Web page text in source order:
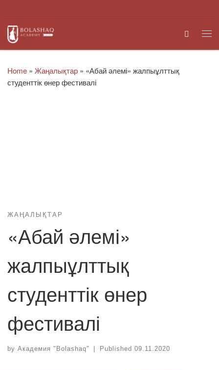
Search
Home » Жаңалықтар » «Абай әлемі» жалпыұлттық
студенттік өнер фестивалі
ЖАҢАЛЫҚТАР
«Абай әлемі»
жалпыұлттық
студенттік өнер
фестивалі
by Академия "Bolashaq" | Published 09.11.2020